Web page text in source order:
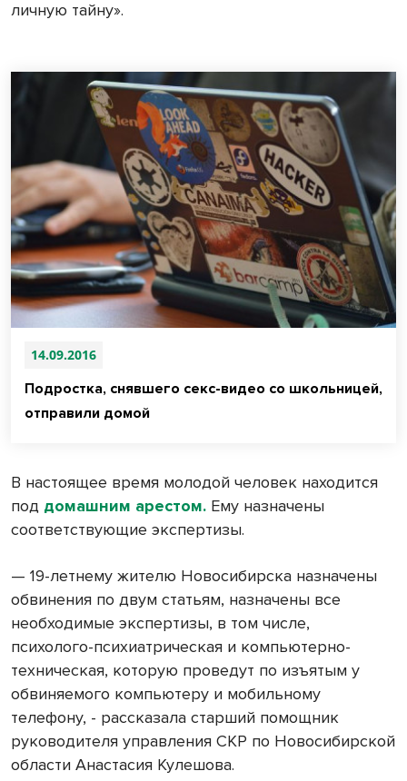
личную тайну».
14.09.2016
Подростка, снявшего секс-видео со школьницей,
отправили домой
В настоящее время молодой человек находится
под домашним арестом. Ему назначены
соответствующие экспертизы.
— 19-летнему жителю Новосибирска назначены
обвинения по двум статьям, назначены все
необходимые экспертизы, в том числе,
психолого-психиатрическая и компьютерно-
техническая, которую проведут по изъятым у
обвиняемого компьютеру и мобильному
телефону, - рассказала старший помощник
руководителя управления СКР по Новосибирской
области Анастасия Кулешова.